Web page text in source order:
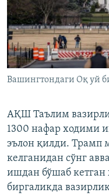
Вашингтондаги Оқ уй
АҚШ Таълим
1300 нафар ходими
эълон қилди. Трамп
келганидан сўнг
ишдан бўшаб кетган
биргаликда